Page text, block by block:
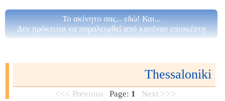
Το ακίνητο σας... εδώ! Και...
Δεν πρόκειται να παραλειφθεί από κανέναν επισκέπτη
Thessaloniki
<<< Previous Page: 1 Next >>>